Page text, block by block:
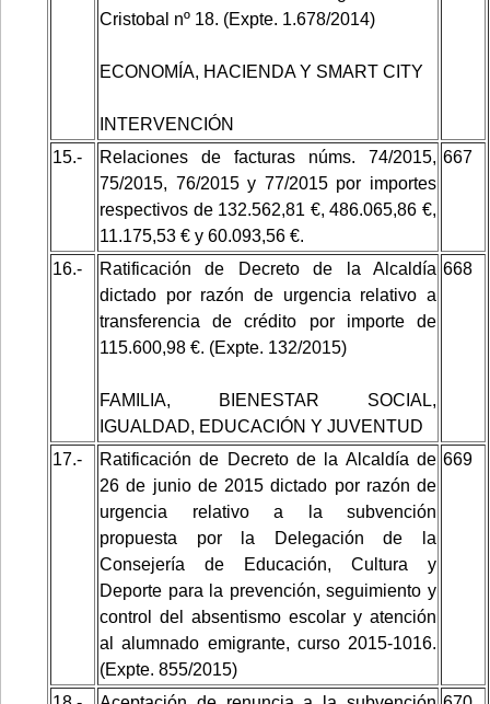
Cristobal nº 18. (Expte. 1.678/2014)
ECONOMÍA, HACIENDA Y SMART CITY
INTERVENCIÓN
15.-
Relaciones de facturas núms. 74/2015,
75/2015, 76/2015 y 77/2015 por importes
respectivos de 132.562,81 €, 486.065,86 €,
11.175,53 € y 60.093,56 €.
667
16.-
Ratificación de Decreto de la Alcaldía
dictado por razón de urgencia relativo a
transferencia de crédito por importe de
115.600,98 €. (Expte. 132/2015)
FAMILIA, BIENESTAR SOCIAL,
IGUALDAD, EDUCACIÓN Y JUVENTUD
668
17.-
Ratificación de Decreto de la Alcaldía de
26 de junio de 2015 dictado por razón de
urgencia relativo a la subvención
propuesta por la Delegación de la
Consejería de Educación, Cultura y
Deporte para la prevención, seguimiento y
control del absentismo escolar y atención
al alumnado emigrante, curso 2015-1016.
(Expte. 855/2015)
669